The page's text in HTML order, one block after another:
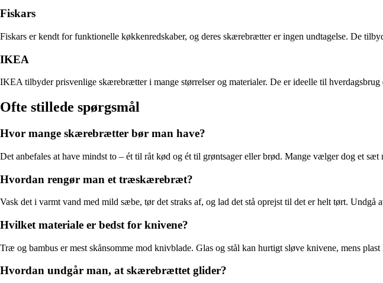
Fiskars
Fiskars er kendt for funktionelle køkkenredskaber, og deres skærebrætter er ingen undtagelse. De
IKEA
IKEA tilbyder prisvenlige skærebrætter i mange størrelser og materialer. De er ideelle til
Ofte stillede spørgsmål
Hvor mange skærebrætter bør man have?
Det anbefales at have mindst to – ét til råt kød og ét til grøntsager eller brød. Mange vælger dog et
Hvordan rengør man et træskærebræt?
Vask det i varmt vand med mild sæbe, tør det straks af, og lad det stå oprejst til det er helt tørt.
Hvilket materiale er bedst for knivene?
Træ og bambus er mest skånsomme mod knivblade. Glas og stål kan hurtigt sløve knivene, mens
Hvordan undgår man, at skærebrættet glider?